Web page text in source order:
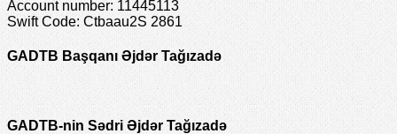
Account number: 11445113
Swift Code: Ctbaau2S 2861
GADTB Başqanı Əjdər Tağızadə
GADTB-nin Sədri Əjdər Tağızadə